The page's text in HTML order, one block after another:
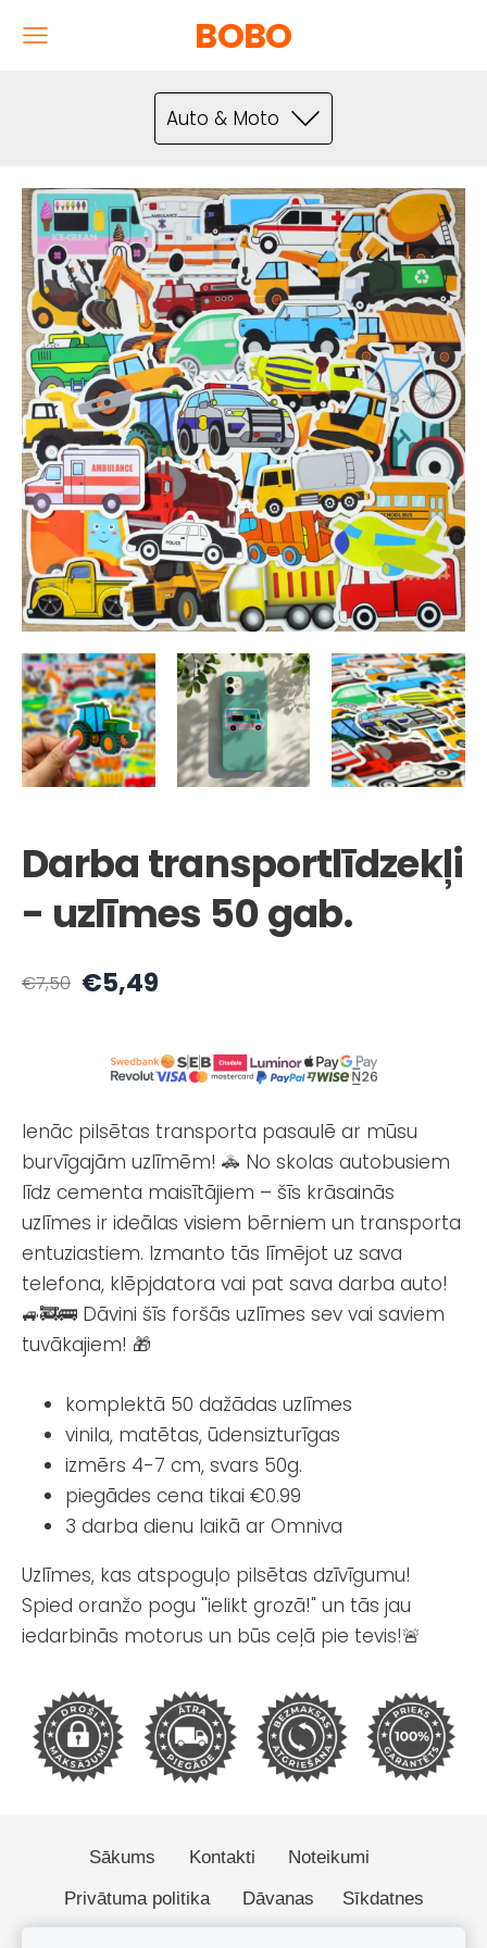
BOBO
Auto & Moto
Darba transportlīdzekļi
- uzlīmes 50 gab.
€7,50 €5,49
Ienāc pilsētas transporta pasaulē ar mūsu
burvīgajām uzlīmēm! 🚓 No skolas autobusiem
līdz cementa maisītājiem – šīs krāsainās
uzlīmes ir ideālas visiem bērniem un transporta
entuziastiem. Izmanto tās līmējot uz sava
telefona, klēpjdatora vai pat sava darba auto!
🚙🚒🚌 Dāvini šīs foršās uzlīmes sev vai saviem
tuvākajiem! 🎁
komplektā 50 dažādas uzlīmes
vinila, matētas, ūdensizturīgas
izmērs 4-7 cm, svars 50g.
piegādes cena tikai €0.99
3 darba dienu laikā ar Omniva
Uzlīmes, kas atspoguļo pilsētas dzīvīgumu!
Spied oranžo pogu ''ielikt grozā!" un tās jau
iedarbinās motorus un būs ceļā pie tevis!🚨
Sākums Kontakti
Noteikumi
Privātuma politika
Dāvanas Sīkdatnes